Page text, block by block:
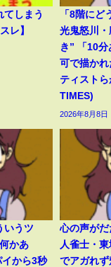
てしまう
レ】
「8階にど
光鬼怒川
き” 「10
可で描か
ティスト
TIMES)
2026年8月8日
いうツ
かあ
イから3秒
心の声がだ
人雀士・
でアガれ